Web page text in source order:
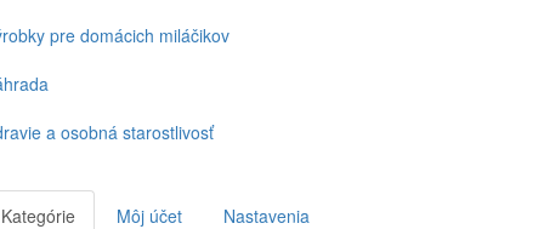
pre domácich miláčikov
a osobná starostlivosť
Kategórie Môj účet Nastavenia